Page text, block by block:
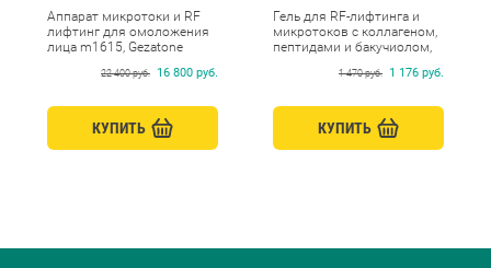
Аппарат микротоки и RF
лифтинг для омоложения
лица m1615, Gezatone
22 400 руб. 16 800 руб.
КУПИТЬ
Гель для RF-лифтинга и
микротоков с коллагеном,
пептидами и бакучиолом,
1 470 руб. 1 176 руб.
КУПИТЬ